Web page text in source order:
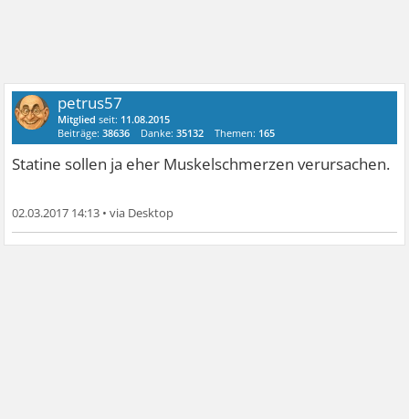
petrus57
Mitglied seit: 11.08.2015
Beiträge:38636 Danke:35132 Themen: 165
Statine sollen ja eher Muskelschmerzen verursachen.
02.03.2017 14:13 •